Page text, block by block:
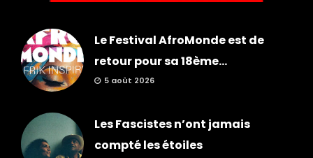
Le Festival AfroMonde est de
retour pour sa 18ème...
5 août 2026
Les Fascistes n’ont jamais
compté les étoiles